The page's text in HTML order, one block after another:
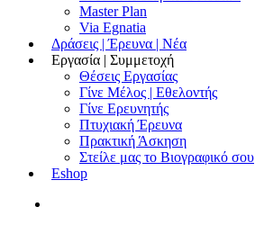
Master Plan
Via Egnatia
Δράσεις | Έρευνα | Νέα
Εργασία | Συμμετοχή
Θέσεις Εργασίας
Γίνε Μέλος | Εθελοντής
Γίνε Ερευνητής
Πτυχιακή Έρευνα
Πρακτική Άσκηση
Στείλε μας το Βιογραφικό σου
Eshop